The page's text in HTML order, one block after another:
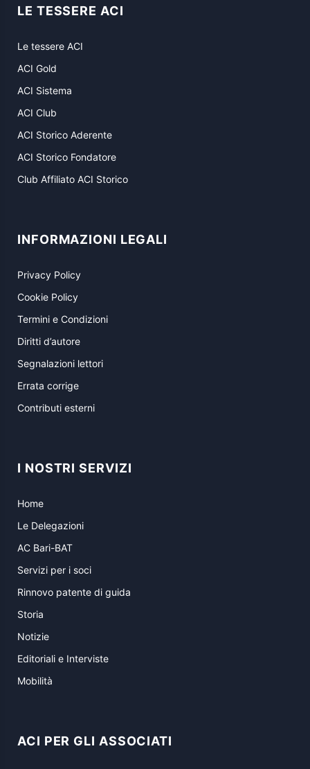
LE TESSERE ACI
Le tessere ACI
ACI Gold
ACI Sistema
ACI Club
ACI Storico Aderente
ACI Storico Fondatore
Club Affiliato ACI Storico
INFORMAZIONI LEGALI
Privacy Policy
Cookie Policy
Termini e Condizioni
Diritti d’autore
Segnalazioni lettori
Errata corrige
Contributi esterni
I NOSTRI SERVIZI
Home
Le Delegazioni
AC Bari-BAT
Servizi per i soci
Rinnovo patente di guida
Storia
Notizie
Editoriali e Interviste
Mobilità
ACI PER GLI ASSOCIATI